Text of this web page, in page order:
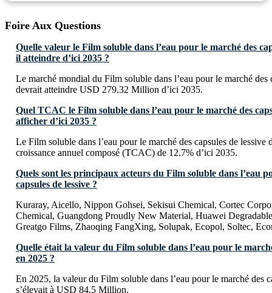
Foire Aux Questions
Quelle valeur le Film soluble dans l’eau pour le marché des
il atteindre d’ici 2035 ?
Le marché mondial du Film soluble dans l’eau pour le marché des
devrait atteindre USD 279.32 Million d’ici 2035.
Quel TCAC le Film soluble dans l’eau pour le marché des
afficher d’ici 2035 ?
Le Film soluble dans l’eau pour le marché des capsules de
croissance annuel composé (TCAC) de 12.7% d’ici 2035.
Quels sont les principaux acteurs du Film soluble dans l’eau
capsules de lessive ?
Kuraray, Aicello, Nippon Gohsei, Sekisui Chemical, Cortec
Chemical, Guangdong Proudly New Material, Huawei
Greatgo Films, Zhaoqing FangXing, Solupak, Ecopol, Soltec,
Quelle était la valeur du Film soluble dans l’eau pour le
en 2025 ?
En 2025, la valeur du Film soluble dans l’eau pour le marché des
s’élevait à USD 84.5 Million.